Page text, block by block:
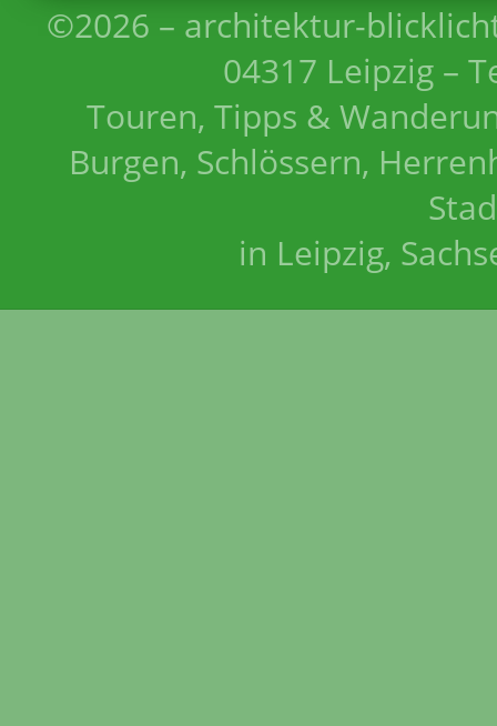
©2026 – architektur-
04317 Leipzig –
Touren, Tipps &
Burgen, Schlössern,
in Leipzig,